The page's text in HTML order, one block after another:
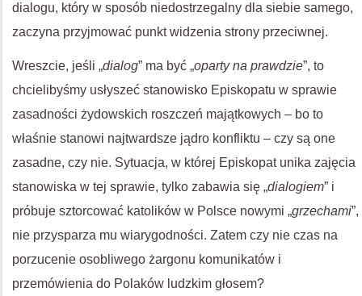
dialogu, który w sposób niedostrzegalny dla siebie samego,
zaczyna przyjmować punkt widzenia strony przeciwnej.
Wreszcie, jeśli „dialog” ma być „oparty na prawdzie”, to
chcielibyśmy usłyszeć stanowisko Episkopatu w sprawie
zasadności żydowskich roszczeń majątkowych – bo to
właśnie stanowi najtwardsze jądro konfliktu – czy są one
zasadne, czy nie. Sytuacja, w której Episkopat unika zajęcia
stanowiska w tej sprawie, tylko zabawia się „dialogiem” i
próbuje sztorcować katolików w Polsce nowymi „grzechami”,
nie przysparza mu wiarygodności. Zatem czy nie czas na
porzucenie osobliwego żargonu komunikatów i
przemówienia do Polaków ludzkim głosem?